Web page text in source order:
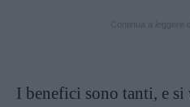
I benefici sono tanti, e